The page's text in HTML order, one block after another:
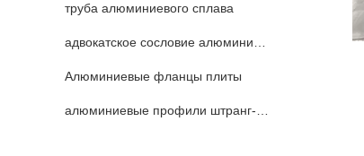
труба алюминиевого сплава
адвокатское сословие алюминиевого сплава
Алюминиевые фланцы плиты
алюминиевые профили штранг-прессования